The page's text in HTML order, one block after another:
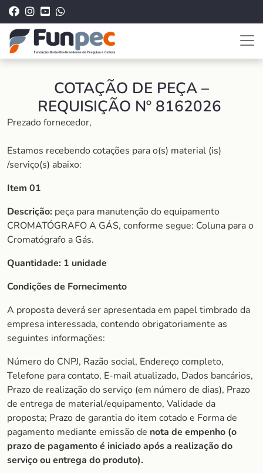
COTAÇÃO DE PEÇA –
REQUISIÇÃO Nº 8162026
Prezado fornecedor,
Estamos recebendo cotações para o(s) material (is)
/serviço(s) abaixo:
Item 01
Descrição: peça para manutenção do equipamento
CROMATÓGRAFO A GÁS, conforme segue: Coluna para o
Cromatógrafo a Gás.
Quantidade: 1 unidade
Condições de Fornecimento
A proposta deverá ser apresentada em papel timbrado da
empresa interessada, contendo obrigatoriamente as
seguintes informações:
Número do CNPJ, Razão social, Endereço completo,
Telefone para contato, E-mail atualizado, Dados bancários,
Prazo de realização do serviço (em número de dias), Prazo
de entrega de material/equipamento, Validade da
proposta; Prazo de garantia do item cotado e Forma de
pagamento mediante emissão de nota de empenho (o
prazo de pagamento é iniciado após a realização do
serviço ou entrega do produto).